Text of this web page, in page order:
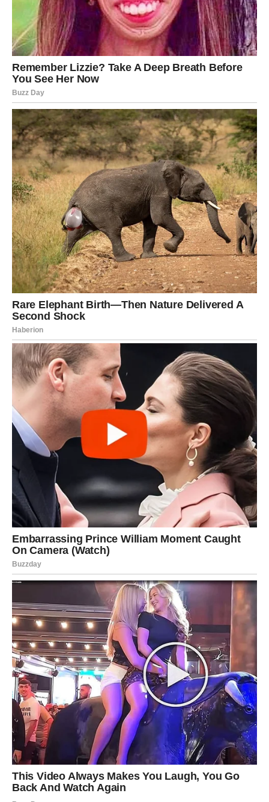
. Može doći do finansijskog olakšanja, pametne prilike
ili odluke koja vam dugoročno donosi sigurnost.
Očekujte:
smanjenje briga vezanih za egzistenciju
povoljan dogovor ili dobit
emotivno smirenje
povratak vere u sopstvene izbore
Ljubav
U ljubavi, Bik ulazi u fazubliskosti i poverenja. Ako ste u
vezi, odnos se smiruje i postaje dublji. Ako ste sami,
privlačite osobu koja vam donosi osećaj doma, a ne
nemira. Ljubav postaje mesto odmora, a ne borbe.
Poruka za Bika:
Kada biraš mir – sudbina ti daje sve ostalo.
OVAN – KADA SE BORBA
ZAVRŠAVA I POČINJU POBEDE
Ovan ulazi u dane u kojima sekonačno oseća snažno, ali
rasterećeno
. Iza vas je period stalnih izazova, konflikata i
potrebe da se dokazujete. Borili ste se više nego što je
bilo pošteno. Sada se energija menja – i to naglo, ali u
vašu korist.
Šta Ovna čini srećnikom narednih dana?
Dolazi odluka ili događaj koji vam vraćaličnu moć
. Ne
morate više da se borite da biste bili primećeni. Stvari se
rešavaju lakše, a prepreke se sklanjaju same.
Mogući su:
uspeh bez sukoba
pobeda nad starim problemom
prilika da se istaknete
povratak samopouzdanja i fokusa